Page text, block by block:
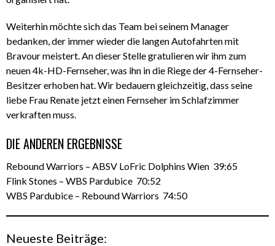
Weiterhin möchte sich das Team bei seinem Manager
bedanken, der immer wieder die langen Autofahrten mit
Bravour meistert. An dieser Stelle gratulieren wir ihm zum
neuen 4k-HD-Fernseher, was ihn in die Riege der 4-Fernseher-
Besitzer erhoben hat. Wir bedauern gleichzeitig, dass seine
liebe Frau Renate jetzt einen Fernseher im Schlafzimmer
verkraften muss.
DIE ANDEREN ERGEBNISSE
Rebound Warriors – ABSV LoFric Dolphins Wien 39:65
Flink Stones – WBS Pardubice 70:52
WBS Pardubice – Rebound Warriors 74:50
Neueste Beiträge: